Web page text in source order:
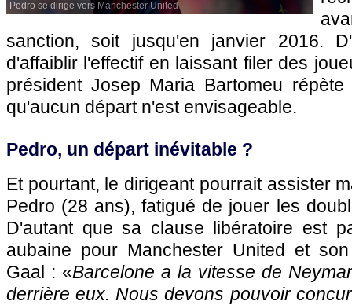
Pedro se dirige vers Manchester United
sanction, soit jusqu'en janvier 2016.
d'affaiblir l'effectif en laissant filer des
président Josep Maria Bartomeu
qu'aucun départ n'est envisageable.
Pedro, un départ inévitable ?
Et pourtant, le dirigeant pourrait assister
Pedro (28 ans), fatigué de jouer les
D'autant que sa clause libératoire est
aubaine pour Manchester United et
Gaal : «Barcelone a la vitesse de
derrière eux. Nous devons pouvoir